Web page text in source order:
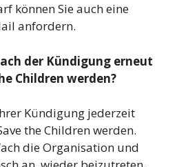
können Sie auch eine
anfordern.
der Kündigung erneut
Children werden?
Kündigung jederzeit
the Children werden.
die Organisation und